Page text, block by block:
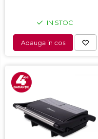
IN STOC
Adauga in cos